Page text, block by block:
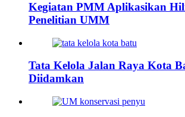
Kegiatan PMM Aplikasikan
Penelitian UMM
Tata Kelola Jalan Raya Kota
Diidamkan